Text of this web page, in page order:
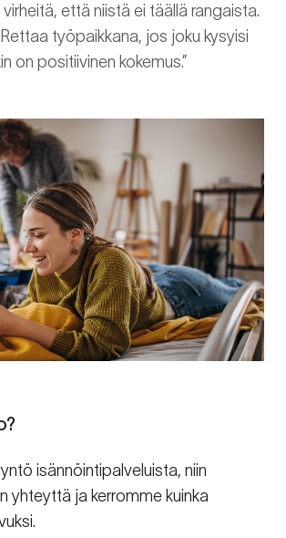
että niistä ei täällä rangaista.
työpaikkana, jos joku kysyisi
on positiivinen kokemus.”
isännöintipalveluista, niin
yhteyttä ja kerromme kuinka